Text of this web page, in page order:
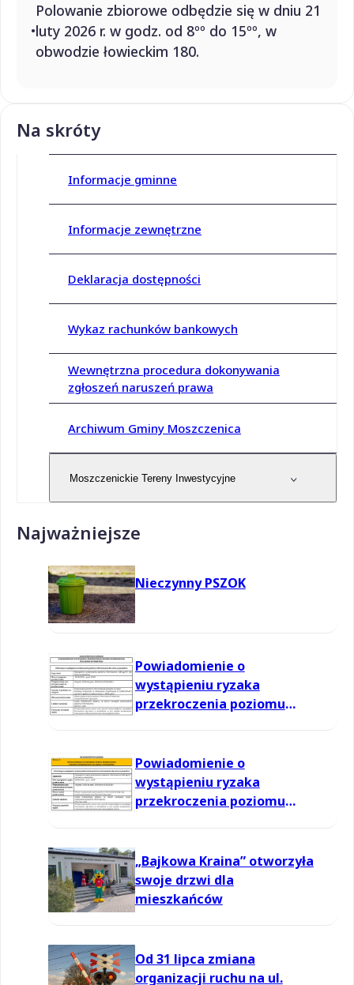
Polowanie zbiorowe odbędzie się w dniu 21
luty 2026 r. w godz. od 8ºº do 15ºº, w
obwodzie łowieckim 180.
Na skróty
Informacje gminne
Informacje zewnętrzne
Deklaracja dostępności
Wykaz rachunków bankowych
Wewnętrzna procedura dokonywania
zgłoszeń naruszeń prawa
Archiwum Gminy Moszczenica
Moszczenickie Tereny Inwestycyjne
Najważniejsze
Nieczynny PSZOK
Powiadomienie o
wystąpieniu ryzaka
przekroczenia poziomu
Powiadomienie o
wystąpieniu ryzaka
przekroczenia poziomu
„Bajkowa Kraina” otworzyła
swoje drzwi dla
mieszkańców
Od 31 lipca zmiana
organizacji ruchu na ul.